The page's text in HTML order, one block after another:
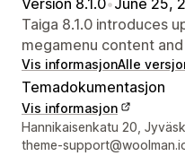
Taiga 8.1.0 introduces
megamenu content
Vis informasjonAlle
Temadokumentasjon
Vis informasjon
Designerens kontaktinfo
Hannikaisenkatu 20,
theme-